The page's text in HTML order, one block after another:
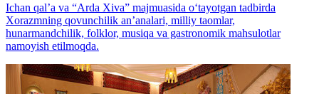
Ichan qal’a va “Arda Xiva” majmuasida o‘tayotgan tadbirda
Xorazmning qovunchilik an’analari, milliy taomlar,
hunarmandchilik, folklor, musiqa va gastronomik mahsulotlar
namoyish etilmoqda.